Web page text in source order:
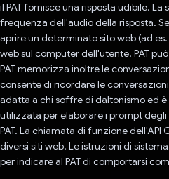
il PAT fornisce una risposta udibile. La
frequenza dell'audio della risposta.
aprire un determinato sito web (ad
web sul computer dell'utente. PAT
PAT memorizza inoltre le
consente di ricordare le
adatta a chi soffre di daltonismo ed è
utilizzata per elaborare i prompt
PAT. La chiamata di funzione
diversi siti web. Le istruzioni di
per indicare al PAT di comportarsi